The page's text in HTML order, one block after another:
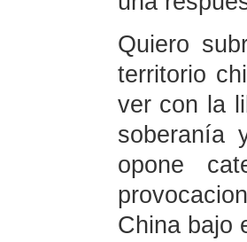
Quiero
territorio
ver con la
soberanía
opone
China bajo